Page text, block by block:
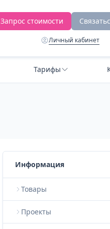
Запрос стоимости
Личный кабинет
Тарифы
Информация
Товары
Проекты